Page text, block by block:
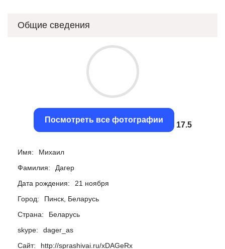
Общие сведения
Посмотреть все фотографии
17.21
Имя:
Михаил
Фамилия:
Дагер
Дата рождения:
21 ноября
Город:
Пинск, Беларусь
Страна:
Беларусь
skype:
dager_as
Сайт:
http://sprashivai.ru/xDAGeRx